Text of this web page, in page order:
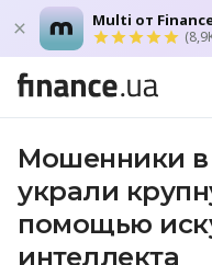
Multi от
Мошенники в
украли
помощью
интеллекта